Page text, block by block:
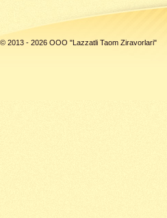
© 2013 - 2026 ООО "Lazzatli Taom Ziravorlari"